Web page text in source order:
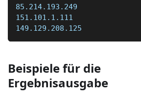
85.214.193.249
151.101.1.111
149.129.208.125
Beispiele für die
Ergebnisausgabe